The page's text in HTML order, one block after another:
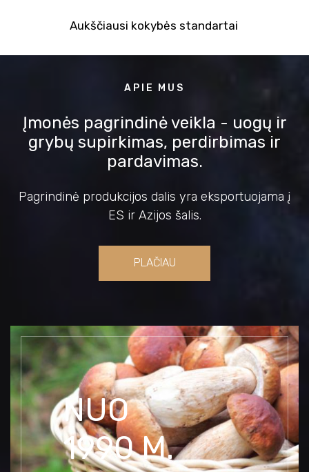
Aukščiausi kokybės standartai
APIE MUS
Įmonės pagrindinė veikla - uogų ir
grybų supirkimas, perdirbimas ir
pardavimas.
Pagrindinė produkcijos dalis yra eksportuojama į
ES ir Azijos šalis.
PLAČIAU
NUO
1990 M.